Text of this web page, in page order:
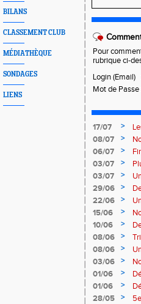
BILANS
CLASSEMENT CLUB
MÉDIATHÈQUE
SONDAGES
LIENS
Pour
rubrique ci-
Login (Email)
Mot de Passe
17/07 >
08/07
>
06/07
>
03/07
>
03/07
>
29/06
>
22/06
>
15/06
>
10/06 >
08/06 >
08/06 >
03/06
>
01/06 >
01/06
>
28/05
>